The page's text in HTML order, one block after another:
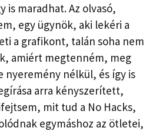
is maradhat. Az olvasó,
egy ügynök, aki lekéri a
a grafikont, talán soha nem
amiért megtenném, meg
nyeremény nélkül, és így is
arra kényszerített,
mit tud a No Hacks,
egymáshoz az ötletei,